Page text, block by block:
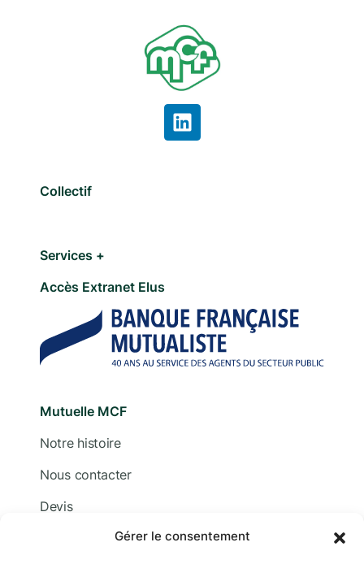
Gérer le consentement
Collectif
Services +
Accès Extranet Elus
Mutuelle MCF
Notre histoire
Nous contacter
Devis